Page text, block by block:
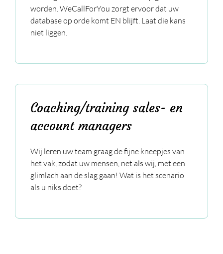
worden. WeCallForYou zorgt ervoor dat uw
database op orde komt EN blijft. Laat die kans
niet liggen.
Coaching/training sales- en
account managers
Wij leren uw team graag de fijne kneepjes van
het vak, zodat uw mensen, net als wij, met een
glimlach aan de slag gaan! Wat is het scenario
als u niks doet?